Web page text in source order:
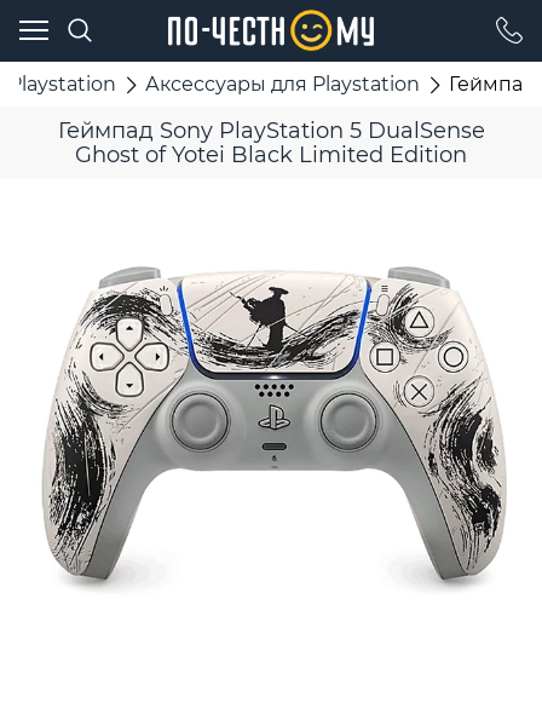
Playstation Аксессуары для Playstation Геймпад
Геймпад Sony PlayStation 5 DualSense
Ghost of Yotei Black Limited Edition